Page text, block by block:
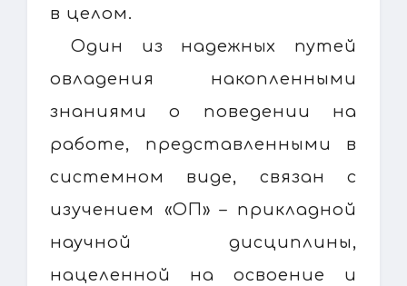
в целом.
Один из надежных путей
овладения накопленными
знаниями о поведении на
работе, представленными в
системном виде, связан с
изучением «ОП» – прикладной
научной дисциплины,
нацеленной на освоение и